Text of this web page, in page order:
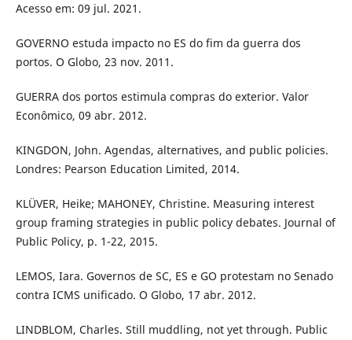
Acesso em: 09 jul. 2021.
GOVERNO estuda impacto no ES do fim da guerra dos
portos. O Globo, 23 nov. 2011.
GUERRA dos portos estimula compras do exterior. Valor
Econômico, 09 abr. 2012.
KINGDON, John. Agendas, alternatives, and public policies.
Londres: Pearson Education Limited, 2014.
KLÜVER, Heike; MAHONEY, Christine. Measuring interest
group framing strategies in public policy debates. Journal of
Public Policy, p. 1-22, 2015.
LEMOS, Iara. Governos de SC, ES e GO protestam no Senado
contra ICMS unificado. O Globo, 17 abr. 2012.
LINDBLOM, Charles. Still muddling, not yet through. Public